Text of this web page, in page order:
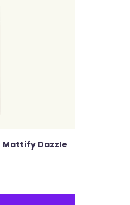
Dazzle